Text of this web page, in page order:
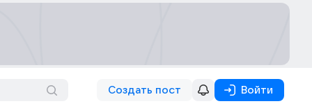
Создать пост Войти